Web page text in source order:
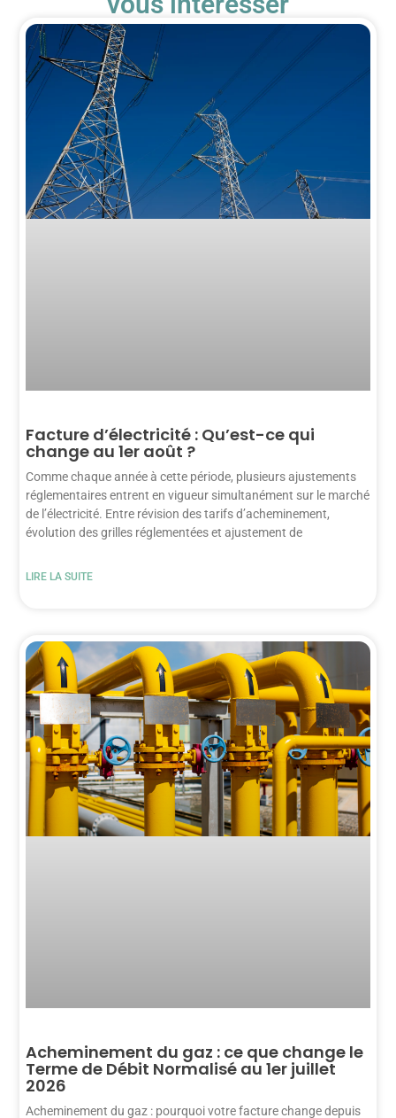
Facture d’électricité : Qu’est-ce qui
change au 1er août ?
Comme chaque année à cette période, plusieurs ajustements
réglementaires entrent en vigueur simultanément sur le marché
de l’électricité. Entre révision des tarifs d’acheminement,
évolution des grilles réglementées et ajustement de
LIRE LA SUITE
Acheminement du gaz : ce que change le
Terme de Débit Normalisé au 1er juillet
2026
Acheminement du gaz : pourquoi votre facture change depuis